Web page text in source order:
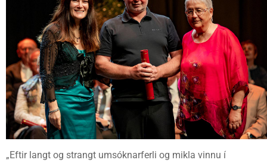
„Eftir langt og strangt umsóknarferli og mikla vinnu í